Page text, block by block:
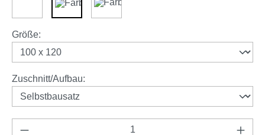
Größeauswählen
:
Zuschnitt/Aufbauauswählen
:
Produkt Anzahl: Gib den gewünschten